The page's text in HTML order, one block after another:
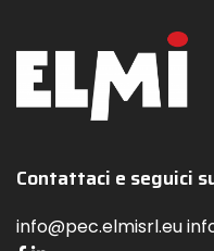
Contattaci e seguici
info@pec.elmisrl.eu